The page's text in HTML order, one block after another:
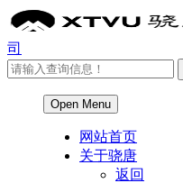
司
Open Menu
网站首页
关于骁唐
返回